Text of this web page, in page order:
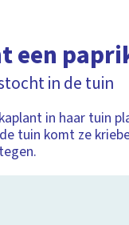
een
in de tuin
in haar tuin
tuin komt ze